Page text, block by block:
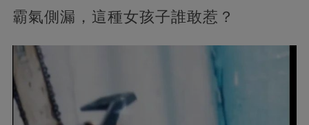
霸氣側漏，這種女孩子誰敢惹？